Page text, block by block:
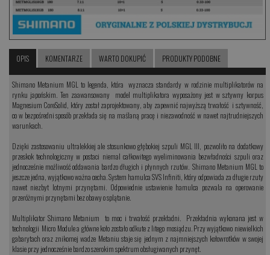
OPIS KOMENTARZE WARTO DOKUPIĆ PRODUKTY PODOBNE
Shimano Metanium MGL to legenda, która wyznacza standardy w rodzinie multiplikatorów na
rynku japońskim. Ten zaawansowany model multiplikatora wyposażony jest w sztywny korpus
Magnesium CoreSolid, który został zaprojektowany, aby zapewnić najwyższą trwałość i sztywność,
co w bezpośredni sposób przekłada się na maślaną pracę i niezawodność w nawet najtrudniejszych
warunkach.
Dzięki zastosowaniu ultralekkiej ale stosunkowo głębokiej szpuli MGL III, pozwoliło na dodatkowy
przeskok technologiczny w postaci niemal całkowitego wyeliminowania bezwładności szpuli oraz
jednocześnie możliwość oddawania bardzo długich i płynnych rzutów. Shimano Metanium MGL to
jeszcze jedna, wyjątkowo ważna cecha. System hamulca SVS Infiniti, który odpowiada za długie rzuty
nawet niezbyt lotnymi przynętami. Odpowiednie ustawienie hamulca pozwala na operowanie
przeróżnymi przynętami bez obawy o splątanie.
Multiplikator Shimano Metanium to moc i trwałość przekładni. Przekładnia wykonana jest w
technologii Micro Module a główne koło zostało odkute z litego mosiądzu. Przy wyjątkowo niewielkich
gabarytach oraz znikomej wadze Metaniu staje się jednym z najmniejszych kołowrotków w swojej
klasie przy jednocześnie bardzo szerokim spektrum obsługiwanych przynęt.